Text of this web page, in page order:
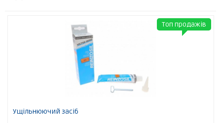
Ущільнюючий засіб
Топ продажів